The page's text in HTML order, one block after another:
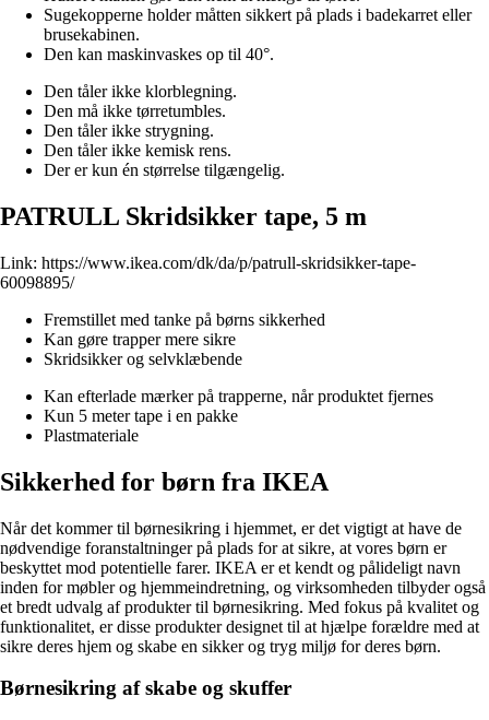
Sugekopperne holder måtten sikkert på plads i badekarret eller
brusekabinen.
Den kan maskinvaskes op til 40°.
Den tåler ikke klorblegning.
Den må ikke tørretumbles.
Den tåler ikke strygning.
Den tåler ikke kemisk rens.
Der er kun én størrelse tilgængelig.
PATRULL Skridsikker tape, 5 m
Link: https://www.ikea.com/dk/da/p/patrull-skridsikker-tape-
60098895/
Fremstillet med tanke på børns sikkerhed
Kan gøre trapper mere sikre
Skridsikker og selvklæbende
Kan efterlade mærker på trapperne, når produktet fjernes
Kun 5 meter tape i en pakke
Plastmateriale
Sikkerhed for børn fra IKEA
Når det kommer til børnesikring i hjemmet, er det vigtigt at have de
nødvendige foranstaltninger på plads for at sikre, at vores børn er
beskyttet mod potentielle farer. IKEA er et kendt og pålideligt navn
inden for møbler og hjemmeindretning, og virksomheden tilbyder også
et bredt udvalg af produkter til børnesikring. Med fokus på kvalitet og
funktionalitet, er disse produkter designet til at hjælpe forældre med at
sikre deres hjem og skabe en sikker og tryg miljø for deres børn.
Børnesikring af skabe og skuffer